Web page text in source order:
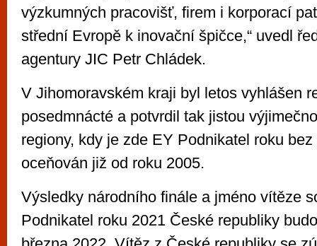
výzkumných pracovišť, firem i korporací
střední Evropě k inovační špičce,“ uvedl
agentury JIC Petr Chládek.
V Jihomoravském kraji byl letos vyhlášen
posedmnácté a potvrdil tak jistou
regiony, kdy je zde EY Podnikatel roku
oceňován již od roku 2005.
Výsledky národního finále a jméno vítěze
Podnikatel roku 2021 České republiky